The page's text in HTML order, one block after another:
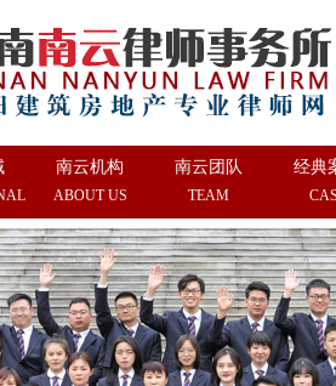
南云机构
ABOUT US
南云团队
TEAM
经典